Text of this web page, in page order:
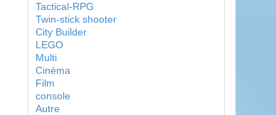
Tactical-RPG
Twin-stick shooter
City Builder
LEGO
Multi
Cinéma
Film
console
Autre